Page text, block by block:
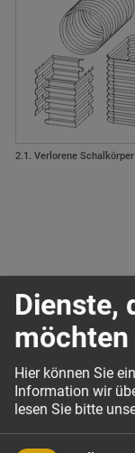
2.1. Verlorene Schalkörper
Dienste,
möchten
Hier können Sie
Information wir
lesen Sie bitte